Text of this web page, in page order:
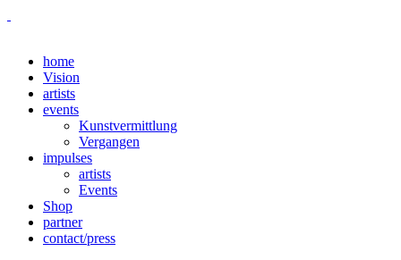
home
Vision
artists
events
Kunstvermittlung
Vergangen
impulses
artists
Events
Shop
partner
contact/press